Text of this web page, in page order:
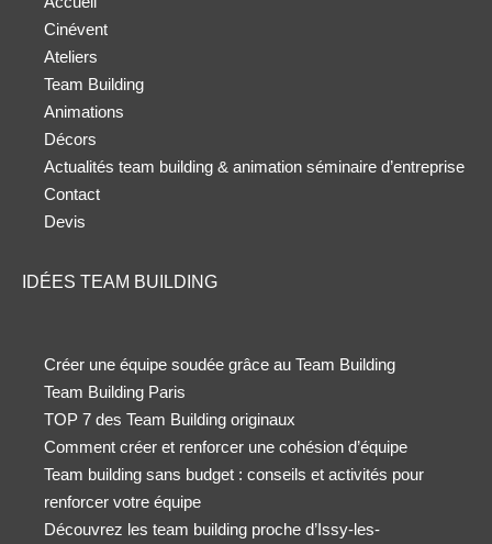
Cinévent
Ateliers
Team Building
Animations
Décors
Actualités team building & animation séminaire d’entreprise
Contact
Devis
IDÉES TEAM BUILDING
Créer une équipe soudée grâce au Team Building
Team Building Paris
TOP 7 des Team Building originaux
Comment créer et renforcer une cohésion d’équipe
Team building sans budget : conseils et activités pour
renforcer votre équipe
Découvrez les team building proche d’Issy-les-